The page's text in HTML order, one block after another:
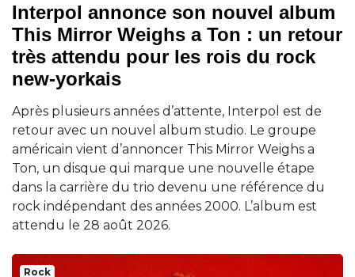
Interpol annonce son nouvel album
This Mirror Weighs a Ton : un retour
très attendu pour les rois du rock
new-yorkais
Après plusieurs années d’attente, Interpol est de
retour avec un nouvel album studio. Le groupe
américain vient d’annoncer This Mirror Weighs a
Ton, un disque qui marque une nouvelle étape
dans la carrière du trio devenu une référence du
rock indépendant des années 2000. L’album est
attendu le 28 août 2026.
Rock